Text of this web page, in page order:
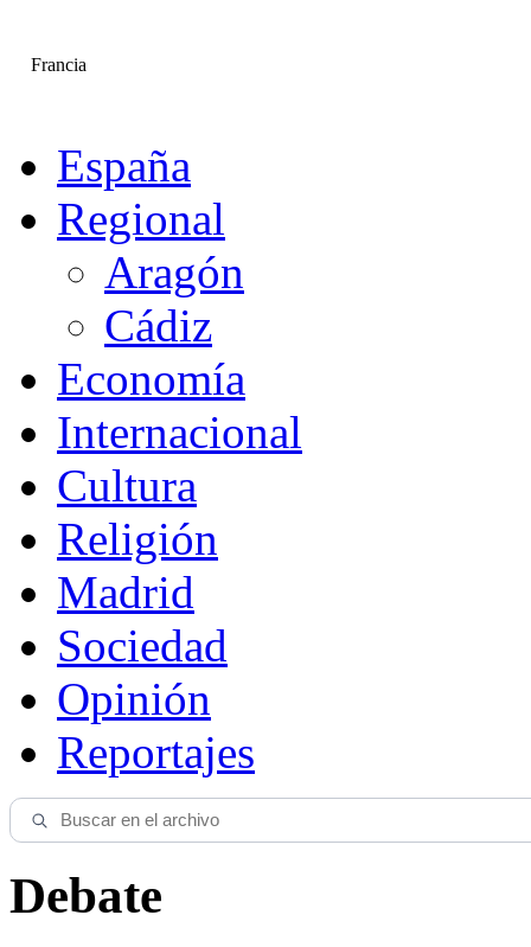
Francia
España
Regional
Aragón
Cádiz
Economía
Internacional
Cultura
Religión
Madrid
Sociedad
Opinión
Reportajes
Debate